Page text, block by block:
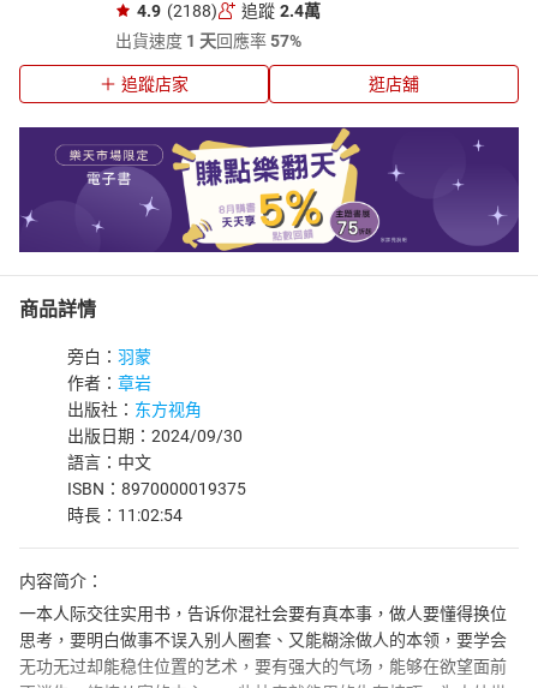
4.9 (2188) 追蹤 2.4萬
出貨速度 1 天回應率57%
追蹤店家 逛店舖
商品詳情
旁白： 羽蒙
作者： 章岩
出版社： 东方视角
出版日期：2024/09/30
語言：中文
ISBN：8970000019375
時長：11:02:54
内容简介：
一本人际交往实用书，告诉你混社会要有真本事，做人要懂得换位
思考，要明白做事不误入别人圈套、又能糊涂做人的本领，要学会
无功无过却能稳住位置的艺术，要有强大的气场，能够在欲望面前